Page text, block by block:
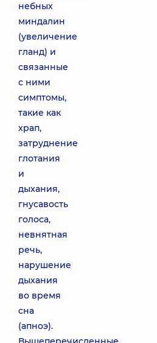
небных
миндалин
(увеличение
гланд) и
связанные
с ними
симптомы,
такие как
храп,
затруднение
глотания
и
дыхания,
гнусавость
голоса,
невнятная
речь,
нарушение
дыхания
во время
сна
(апноэ).